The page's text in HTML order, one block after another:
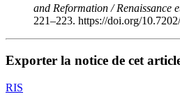
and Reformation / Renaissance
221–223. https://doi.org/
Exporter la notice de cet
RIS